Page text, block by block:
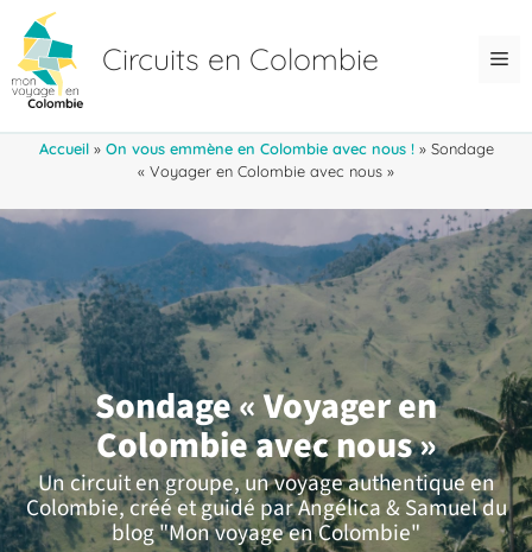
Aller
contenu
Circuits en Colombie
Accueil» On vous emmène en Colombie avec nous !» Sondage
« Voyager en Colombie avec nous »
Sondage « Voyager en
Colombie avec nous »
Un circuit en groupe, un voyage authentique en
Colombie, créé et guidé par Angélica & Samuel du
blog "Mon voyage en Colombie"